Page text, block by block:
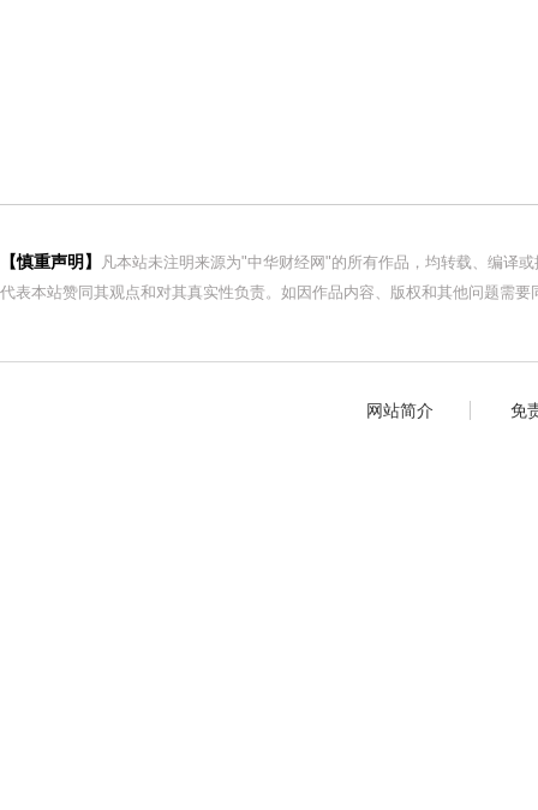
【慎重声明】
凡本站未注明来源为"中华财经网"的所有作品，均转载、编译
代表本站赞同其观点和对其真实性负责。如因作品内容、版权和其他问题需
网站简介 免